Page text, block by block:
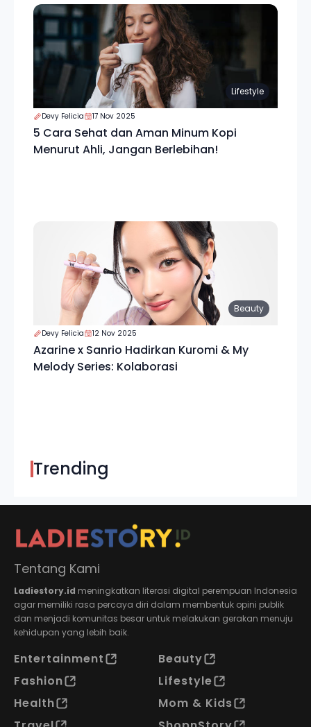
Lifestyle
Devy Felicia 17 Nov 2025
5 Cara Sehat dan Aman Minum Kopi
Menurut Ahli, Jangan Berlebihan!
Beauty
Devy Felicia 12 Nov 2025
Azarine x Sanrio Hadirkan Kuromi & My
Melody Series: Kolaborasi
Trending
Tentang Kami
Ladiestory.id meningkatkan literasi digital perempuan Indonesia
agar memiliki rasa percaya diri dalam membentuk opini publik
dan menjadi komunitas besar untuk melakukan gerakan menuju
kehidupan yang lebih baik.
Entertainment
Beauty
Fashion
Lifestyle
Health
Mom & Kids